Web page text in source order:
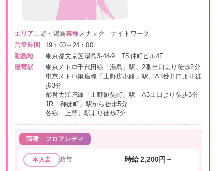
エリア上野・湯島業種スナック ナイトワーク
営業時間
19：00～24：00
勤務地
東京都文京区湯島3-44-9 TS仲町ビル4F
最寄駅
東京メトロ千代田線「湯島」駅、2番出口より徒歩2分
東京メトロ銀座線「上野広小路」駅、A3番出口より徒
歩3分
都営大江戸線「上野御徒町」駅 A3出口より徒歩3分
JR「御徒町」駅から徒歩5分
各線「上野」駅より徒歩7分
職種 フロアレディ
本入店 給与 時給 2,200円～